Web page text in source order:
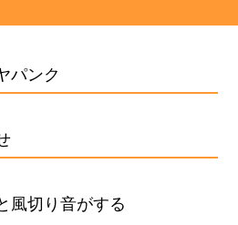
パンク
風切り音がする